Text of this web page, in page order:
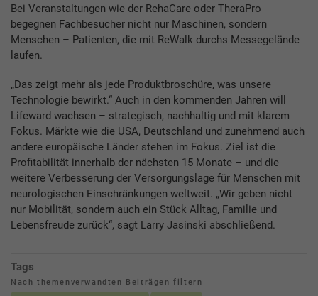
Bei Veranstaltungen wie der RehaCare oder TheraPro
begegnen Fachbesucher nicht nur Maschinen, sondern
Menschen – Patienten, die mit ReWalk durchs Messegelände
laufen.
„Das zeigt mehr als jede Produktbroschüre, was unsere
Technologie bewirkt.“ Auch in den kommenden Jahren will
Lifeward wachsen – strategisch, nachhaltig und mit klarem
Fokus. Märkte wie die USA, Deutschland und zunehmend auch
andere europäische Länder stehen im Fokus. Ziel ist die
Profitabilität innerhalb der nächsten 15 Monate – und die
weitere Verbesserung der Versorgungslage für Menschen mit
neurologischen Einschränkungen weltweit. „Wir geben nicht
nur Mobilität, sondern auch ein Stück Alltag, Familie und
Lebensfreude zurück“, sagt Larry Jasinski abschließend.
Tags
Nach themenverwandten Beiträgen filtern